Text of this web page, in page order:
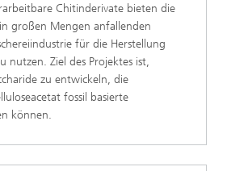
Chitinderivate bieten die
großen Mengen anfallenden
für die Herstellung
nutzen. Ziel des Projektes ist,
zu entwickeln, die
fossil basierte
können.